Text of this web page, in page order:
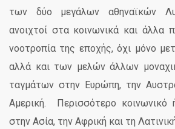
των δύο μεγάλων αθηναϊκών
ανοιχτοί στα κοινωνικά και άλλα
νοοτροπία της εποχής, όχι μόνο
αλλά και των μελών άλλων
ταγμάτων στην Ευρώπη, την
Αμερική. Περισσότερο κοινωνικό
στην Ασία, την Αφρική και τη